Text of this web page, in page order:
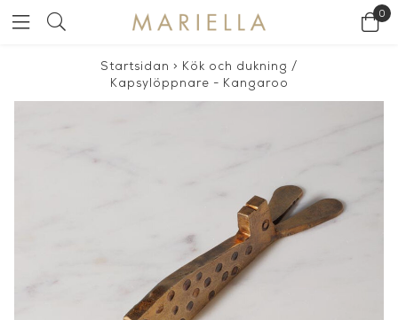
0
Startsidan > Kök och dukning /
Kapsylöppnare - Kangaroo